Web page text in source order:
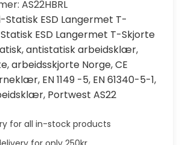
AS22HBRL
Statisk ESD Langermet T-
ESD Langermet T-Skjorte
,antistatisk arbeidsklær,
,arbeidsskjorte Norge,CE
, EN 1149 -5, EN 61340-5-1,
, Portwest AS22
for all in-stock products